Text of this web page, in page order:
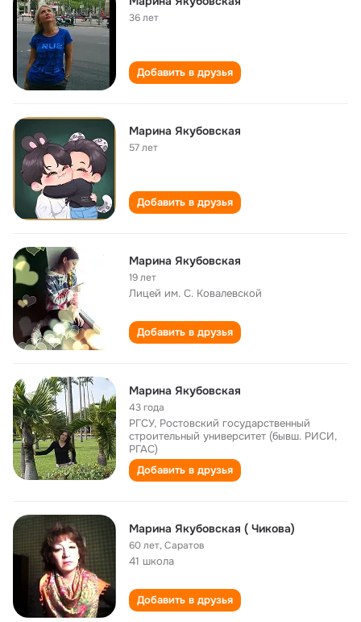
36 лет
Добавить в друзья
Марина Якубовская
57 лет
Добавить в друзья
Марина Якубовская
19 лет
Лицей им. С. Ковалевской
Добавить в друзья
Марина Якубовская
43 года
РГСУ, Ростовский государственный
строительный университет (бывш. РИСИ,
РГАС)
Добавить в друзья
Марина Якубовская ( Чикова)
60 лет,Саратов
41 школа
Добавить в друзья